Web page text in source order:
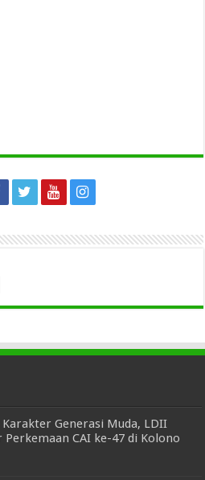
Generasi Muda, LDII
Perkemaan CAI ke-47 di Kolono